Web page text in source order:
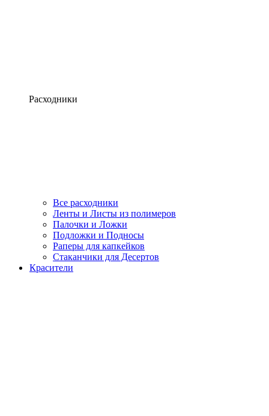
Расходники
Все расходники
Ленты и Листы из полимеров
Палочки и Ложки
Подложки и Подносы
Раперы для капкейков
Стаканчики для Десертов
Красители